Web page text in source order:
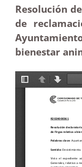
Resolución
de
bienestar